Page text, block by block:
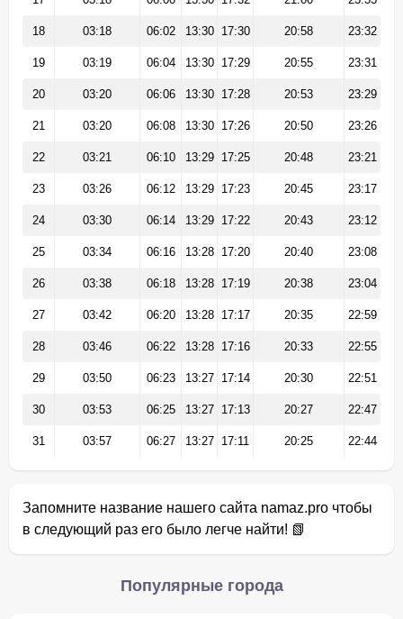
18 03:18 06:02 13:30 17:30 20:58 23:32
19 03:19 06:04 13:30 17:29 20:55 23:31
20 03:20 06:06 13:30 17:28 20:53 23:29
21 03:20 06:08 13:30 17:26 20:50 23:26
22 03:21 06:10 13:29 17:25 20:48 23:21
23 03:26 06:12 13:29 17:23 20:45 23:17
24 03:30 06:14 13:29 17:22 20:43 23:12
25 03:34 06:16 13:28 17:20 20:40 23:08
26 03:38 06:18 13:28 17:19 20:38 23:04
27 03:42 06:20 13:28 17:17 20:35 22:59
28 03:46 06:22 13:28 17:16 20:33 22:55
29 03:50 06:23 13:27 17:14 20:30 22:51
30 03:53 06:25 13:27 17:13 20:27 22:47
31 03:57 06:27 13:27 17:11 20:25 22:44
Запомните название нашего сайта namaz.pro чтобы
в следующий раз его было легче найти! 📗
Популярные города